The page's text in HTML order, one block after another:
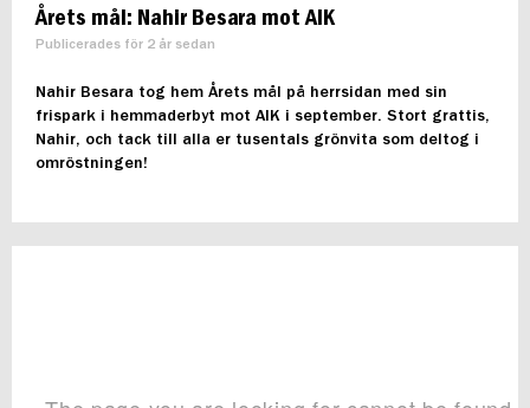
Årets mål: Nahir Besara mot AIK
Publicerades för 2 år sedan
Nahir Besara tog hem Årets mål på herrsidan med sin
frispark i hemmaderbyt mot AIK i september. Stort grattis,
Nahir, och tack till alla er tusentals grönvita som deltog i
omröstningen!